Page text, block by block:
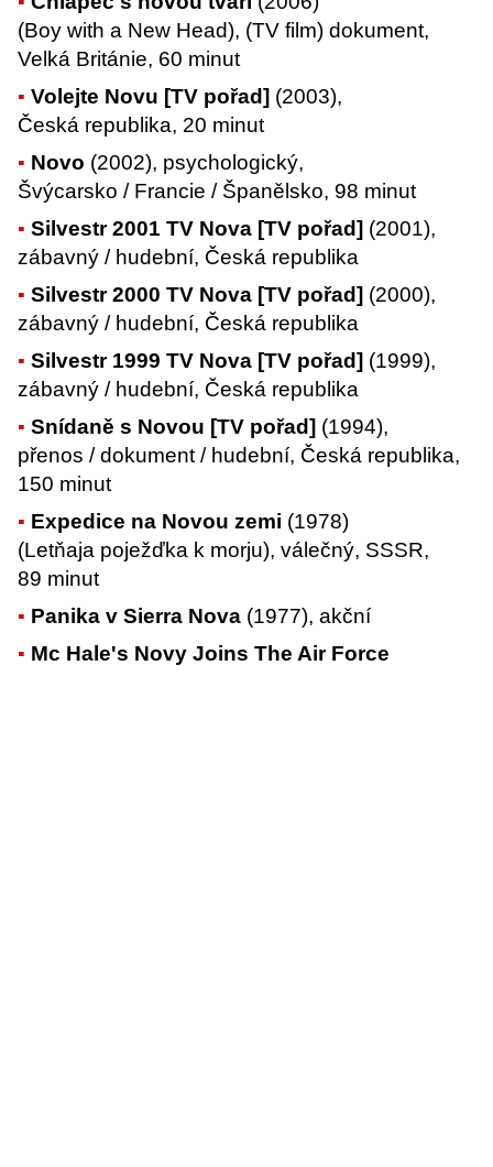
(Boy with a New Head), (TV film) dokument,
Velká Británie, 60 minut
Volejte Novu [TV pořad] (2003),
Česká republika, 20 minut
Novo (2002), psychologický,
Švýcarsko / Francie / Španělsko, 98 minut
Silvestr 2001 TV Nova [TV pořad] (2001),
zábavný / hudební, Česká republika
Silvestr 2000 TV Nova [TV pořad] (2000),
zábavný / hudební, Česká republika
Silvestr 1999 TV Nova [TV pořad] (1999),
zábavný / hudební, Česká republika
Snídaně s Novou [TV pořad] (1994),
přenos / dokument / hudební, Česká republika,
150 minut
Expedice na Novou zemi (1978)
(Letňaja poježďka k morju), válečný, SSSR,
89 minut
Panika v Sierra Nova (1977), akční
Mc Hale's Novy Joins The Air Force